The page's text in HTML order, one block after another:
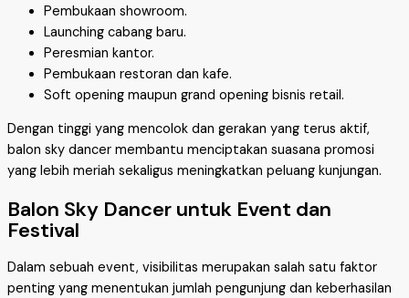
Pembukaan showroom.
Launching cabang baru.
Peresmian kantor.
Pembukaan restoran dan kafe.
Soft opening maupun grand opening bisnis retail.
Dengan tinggi yang mencolok dan gerakan yang terus aktif,
balon sky dancer membantu menciptakan suasana promosi
yang lebih meriah sekaligus meningkatkan peluang kunjungan.
Balon Sky Dancer untuk Event dan
Festival
Dalam sebuah event, visibilitas merupakan salah satu faktor
penting yang menentukan jumlah pengunjung dan keberhasilan